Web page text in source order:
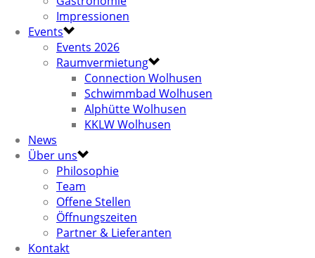
Impressionen
Events
Events 2026
Raumvermietung
Connection Wolhusen
Schwimmbad Wolhusen
Alphütte Wolhusen
KKLW Wolhusen
News
Über uns
Philosophie
Team
Offene Stellen
Öffnungszeiten
Partner & Lieferanten
Kontakt